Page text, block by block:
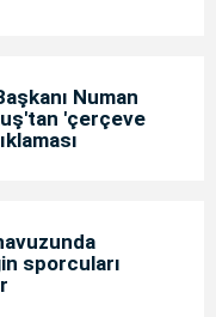
Numan
'çerçeve
sporcuları